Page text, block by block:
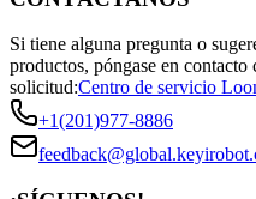
Si tiene alguna pregunta o
productos, póngase en contacto
solicitud:Centro de servicio
+1(201)977-8886